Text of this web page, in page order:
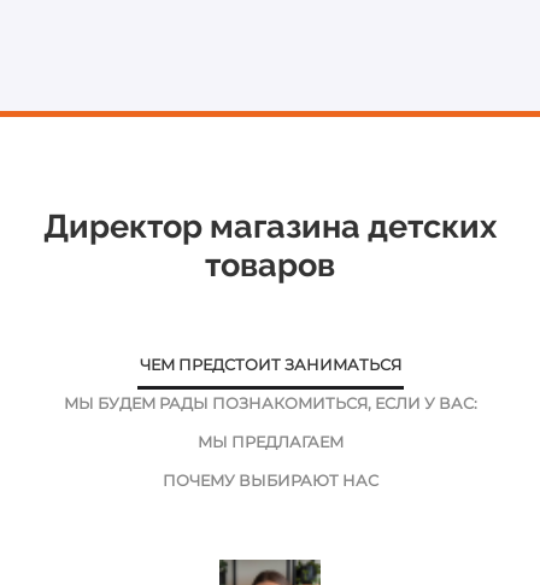
Директор магазина детских
товаров
ЧЕМ ПРЕДСТОИТ ЗАНИМАТЬСЯ
МЫ БУДЕМ РАДЫ ПОЗНАКОМИТЬСЯ, ЕСЛИ У ВАС:
МЫ ПРЕДЛАГАЕМ
ПОЧЕМУ ВЫБИРАЮТ НАС